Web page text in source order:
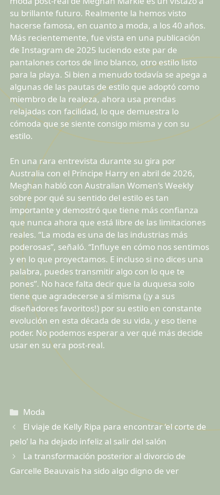
su brillante futuro. Realmente la hemos visto
hacerse famosa, en cuanto a moda, a los 40 años.
Más recientemente, fue vista en una publicación
de Instagram de 2025 luciendo este par de
pantalones cortos de lino blanco, otro estilo listo
para la playa. Si bien a menudo todavía se apega a
algunas de las pautas de estilo que adoptó como
miembro de la realeza, ahora usa prendas
relajadas con facilidad, lo que demuestra lo
cómoda que se siente consigo misma y con su
estilo.
En una rara entrevista durante su gira por
Australia con el Príncipe Harry en abril de 2026,
Meghan habló con Australian Women’s Weekly
sobre por qué su sentido del estilo es tan
importante y demostró que tiene más confianza
que nunca ahora que está libre de las limitaciones
reales. “La moda es una de las industrias más
poderosas”, señaló. “Influye en cómo nos sentimos
y en lo que proyectamos. E incluso si no dices una
palabra, puedes transmitir algo con lo que te
pones”. No hace falta decir que la duquesa solo
tiene que agradecerse a sí misma (¡y a sus
diseñadores favoritos!) por su estilo en constante
evolución en esta década de su vida, y eso tiene
poder. No podemos esperar a ver qué más decide
usar en su era post-real.
Categorías
Moda
El viaje de Kelly Ripa para encontrar ‘el corte de
pelo’ la ha dejado infeliz al salir del salón
La transformación posterior al divorcio de
Garcelle Beauvais ha sido algo digno de ver